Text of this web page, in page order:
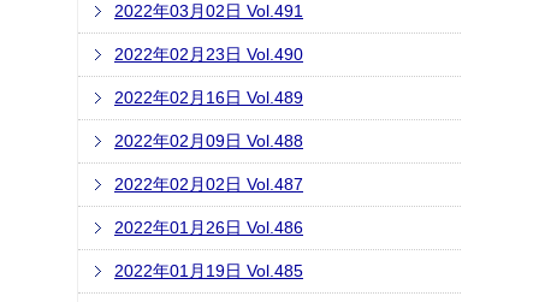
2022年03月02日 Vol.491
2022年02月23日 Vol.490
2022年02月16日 Vol.489
2022年02月09日 Vol.488
2022年02月02日 Vol.487
2022年01月26日 Vol.486
2022年01月19日 Vol.485